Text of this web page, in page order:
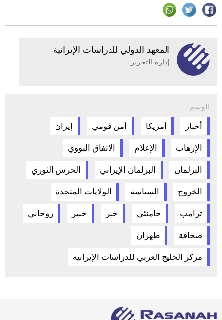
المعهد الدولي للدراسات الإيرانية
إدارة التحرير
الوسم
أخبار أمريكا أمن قومي إيران
الإرهاب الإعلام الاتفاق النووي
البرلمان البرلمان الإيراني الحرس الثوري
الخروج السياسة الولايات المتحدة
ترامب خامنئي خبر خبير روحاني
صحافة طهران
مركز الخليج العربي للدراسات الإيرانية